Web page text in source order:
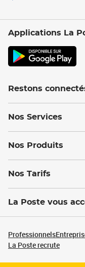
Applications La
Restons
Nos Services
Nos Produits
Nos Tarifs
La Poste vous
Professionnels
La Poste recrute